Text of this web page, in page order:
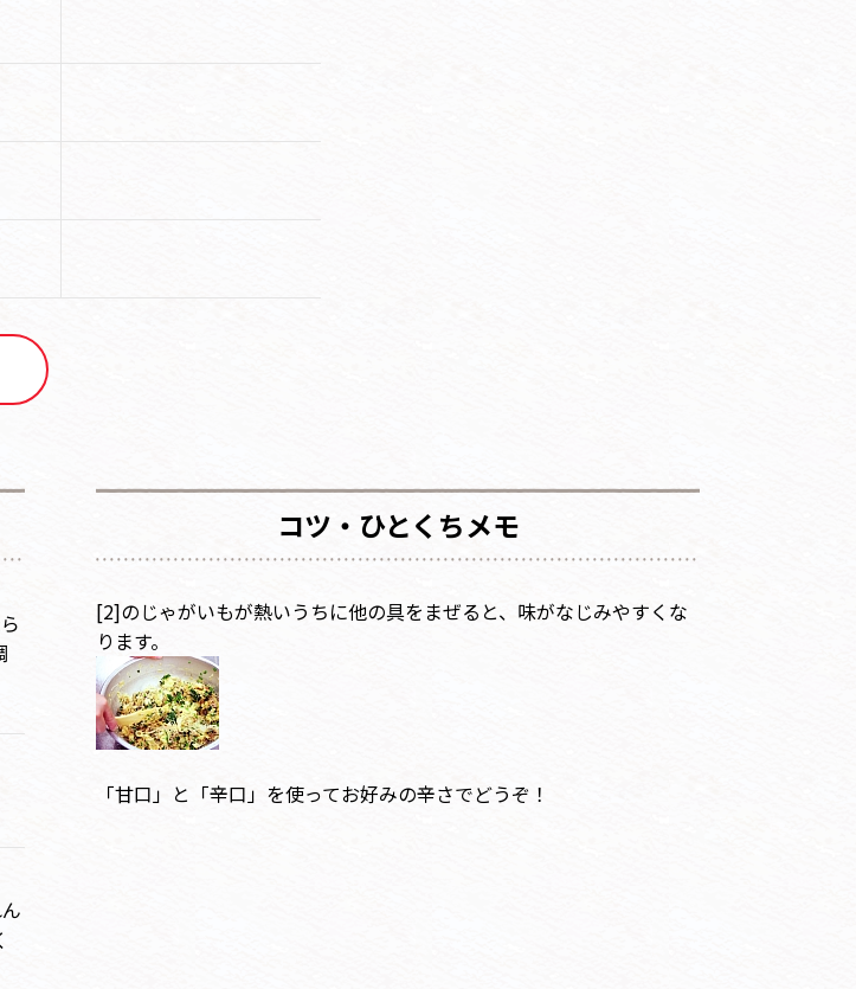
コツ・ひとくちメモ
[2]のじゃがいもが熱いうちに他の具をまぜると、味がなじみやすくな
ります。
「甘口」と「辛口」を使ってお好みの辛さでどうぞ！